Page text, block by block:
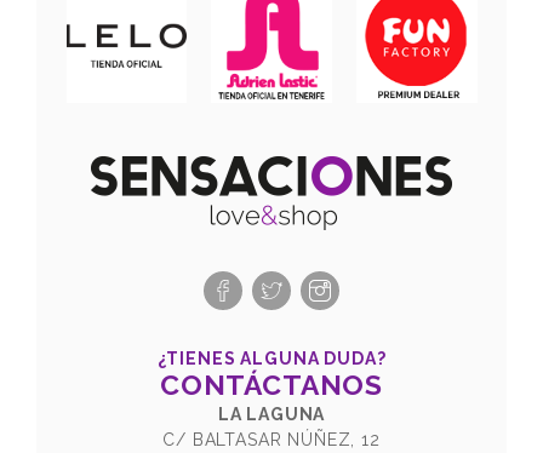
¿TIENES ALGUNA DUDA?
CONTÁCTANOS
LA LAGUNA
C/ BALTASAR NÚÑEZ, 12